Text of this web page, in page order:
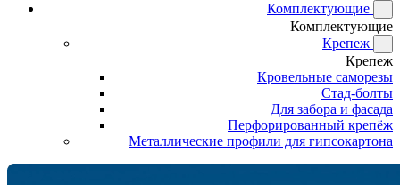
Комплектующие
Комплектующие
Крепеж
Крепеж
Кровельные саморезы
Стад-болты
Для забора и фасада
Перфорированный крепёж
Металлические профили для гипсокартона